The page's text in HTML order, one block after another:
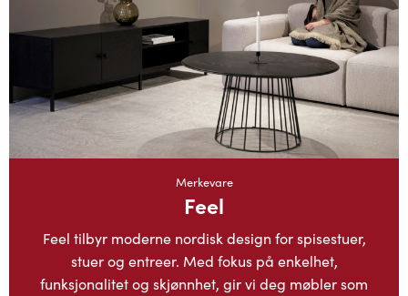
Merkevare
Feel
Feel tilbyr moderne nordisk design for spisestuer,
stuer og entreer. Med fokus på enkelhet,
funksjonalitet og skjønnhet, gir vi deg møbler som